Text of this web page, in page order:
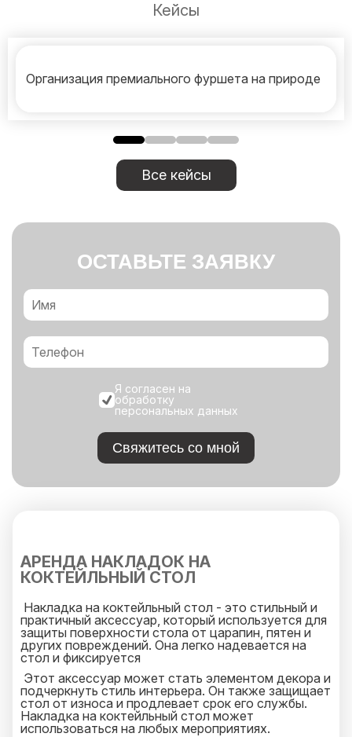
Кейсы
Организация премиального фуршета на природе
Все кейсы
ОСТАВЬТЕ ЗАЯВКУ
Я согласен на
обработку
персональных данных
Свяжитесь со мной
АРЕНДА НАКЛАДОК НА
КОКТЕЙЛЬНЫЙ СТОЛ
Накладка на коктейльный стол - это стильный и
практичный аксессуар, который используется для
защиты поверхности стола от царапин, пятен и
других повреждений. Она легко надевается на
стол и фиксируется
Этот аксессуар может стать элементом декора и
подчеркнуть стиль интерьера. Он также защищает
стол от износа и продлевает срок его службы.
Накладка на коктейльный стол может
использоваться на любых мероприятиях.